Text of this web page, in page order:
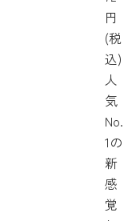
円
(税
込)
人
気
No.
1の
新
感
覚